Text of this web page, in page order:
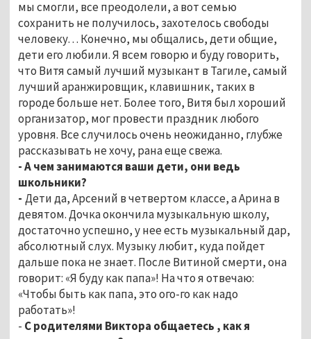
мы смогли, все преодолели, а вот семью
сохранить не получилось, захотелось свободы
человеку… Конечно, мы общались, дети общие,
дети его любили. Я всем говорю и буду говорить,
что Витя самый лучший музыкант в Тагиле, самый
лучший аранжировщик, клавишник, таких в
городе больше нет. Более того, Витя был хороший
организатор, мог провести праздник любого
уровня. Все случилось очень неожиданно, глубже
рассказывать не хочу, рана еще свежа.
- А чем занимаются ваши дети, они ведь
школьники?
- Дети да, Арсений в четвертом классе, а Арина в
девятом. Дочка окончила музыкальную школу,
достаточно успешно, у нее есть музыкальный дар,
абсолютный слух. Музыку любит, куда пойдет
дальше пока не знает. После Витиной смерти, она
говорит: «Я буду как папа»! На что я отвечаю:
«Чтобы быть как папа, это ого-го как надо
работать»!
- С родителями Виктора общаетесь , как я